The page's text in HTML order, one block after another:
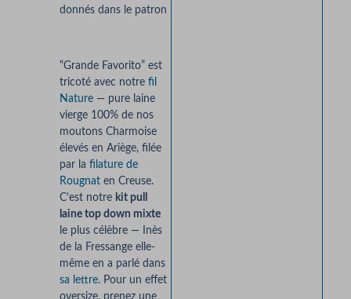
donnés dans le patron
“Grande Favorito” est
tricoté avec notre fil
Nature— pure laine
vierge 100% de nos
moutons Charmoise
élevés en Ariège, filée
par la filature de
Rougnaten Creuse.
C’est notre kit pull
laine top down mixte
le plus célèbre — Inès
de la Fressange elle-
même en a parlé dans
sa lettre. Pour un effet
oversize, prenez une